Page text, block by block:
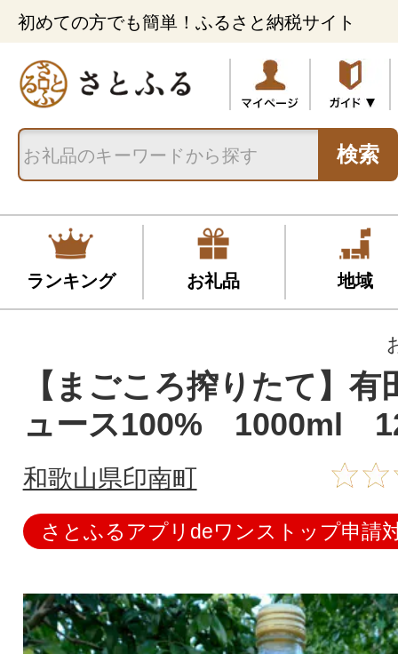
初めての方でも簡単！ふるさと納税サイト
検索
ランキング お礼品 地域
【まごころ搾りたて】有
ュース100% 1000ml
和歌山県印南町
さとふるアプリdeワンストップ申請